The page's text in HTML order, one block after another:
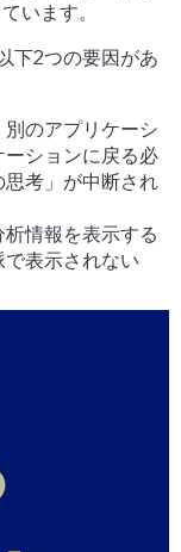
います。
下2つの要因があ
のアプリケーシ
ーションに戻る必
考」が中断され
情報を表示する
表示されない